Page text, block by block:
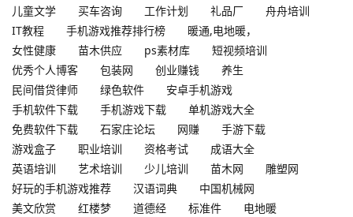
儿童文学
买车咨询 工作计划 礼品厂
舟舟培训
IT教程
手机游戏推荐排行榜
暖通,电地暖，
女性健康
苗木供应 ps素材库
短视频培训
优秀个人博客
包装网 创业赚钱
养生
民间借贷律师
绿色软件
安卓手机游戏
手机软件下载
手机游戏下载
单机游戏大全
免费软件下载
石家庄论坛 网赚
手游下载
游戏盒子
职业培训 资格考试
成语大全
英语培训
艺术培训 少儿培训 苗木网
雕塑网
好玩的手机游戏推荐
汉语词典
中国机械网
美文欣赏
红楼梦 道德经 标准件
电地暖